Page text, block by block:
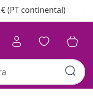
(PT continental)